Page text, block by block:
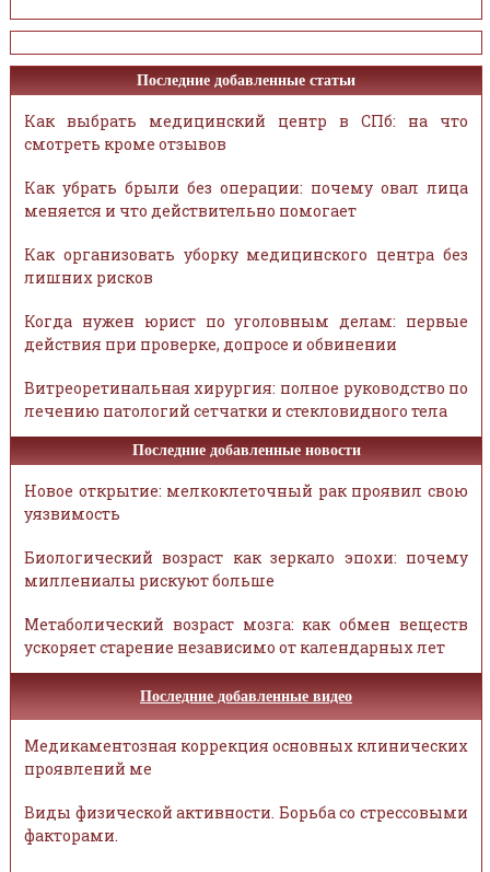
Последние добавленные статьи
Как выбрать медицинский центр в СПб: на что
смотреть кроме отзывов
Как убрать брыли без операции: почему овал лица
меняется и что действительно помогает
Как организовать уборку медицинского центра без
лишних рисков
Когда нужен юрист по уголовным делам: первые
действия при проверке, допросе и обвинении
Витреоретинальная хирургия: полное руководство по
лечению патологий сетчатки и стекловидного тела
Последние добавленные новости
Новое открытие: мелкоклеточный рак проявил свою
уязвимость
Биологический возраст как зеркало эпохи: почему
миллениалы рискуют больше
Метаболический возраст мозга: как обмен веществ
ускоряет старение независимо от календарных лет
Последние добавленные видео
Медикаментозная коррекция основных клинических
проявлений ме
Виды физической активности. Борьба со стрессовыми
факторами.